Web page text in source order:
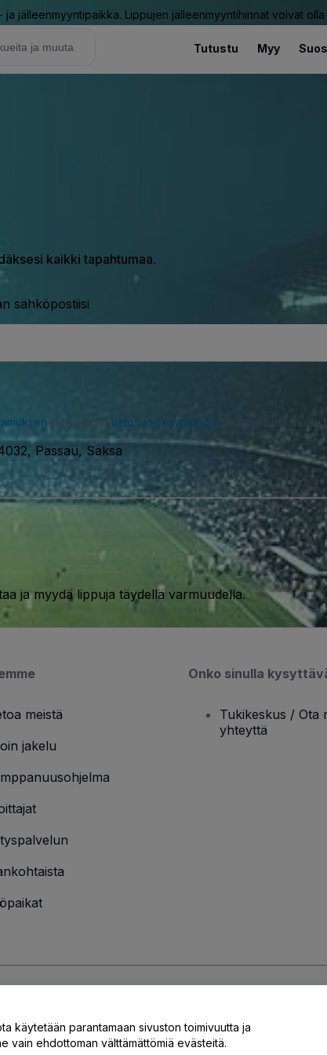
ja jälleenmyyntipaikka. Lippujen jälleenmyyntihinnat voivat
Tutustu Myy
kaikki tapahtumaa.
sähköpostiisi
ja hyväksyt tietosuojakäytännön . Saatat saada
Passau, Saksa
ja myydä lippuja täydellä varmuudella.
meistä
jakelu
Onko sinulla
Tukikeskus / Ota
yhteyttä
käytetään parantamaan sivuston toimivuutta ja
vain ehdottoman välttämättömiä evästeitä.